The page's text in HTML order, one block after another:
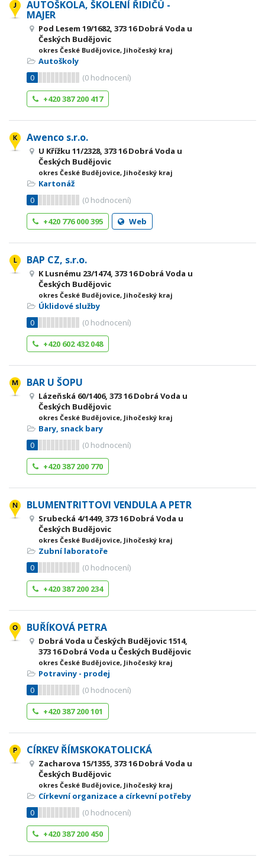
AUTOŠKOLA, ŠKOLENÍ ŘIDIČŮ -
MAJER
Pod Lesem 19/1682, 373 16 Dobrá Voda u
Českých Budějovic
okres České Budějovice, Jihočeský kraj
Autoškoly
0
(0 hodnocení)
+420 387 200 417
Awenco s.r.o.
U Křížku 11/2328, 373 16 Dobrá Voda u
Českých Budějovic
okres České Budějovice, Jihočeský kraj
Kartonáž
0
(0 hodnocení)
+420 776 000 395
Web
BAP CZ, s.r.o.
K Lusnému 23/1474, 373 16 Dobrá Voda u
Českých Budějovic
okres České Budějovice, Jihočeský kraj
Úklidové služby
0
(0 hodnocení)
+420 602 432 048
BAR U ŠOPU
Lázeňská 60/1406, 373 16 Dobrá Voda u
Českých Budějovic
okres České Budějovice, Jihočeský kraj
Bary, snack bary
0
(0 hodnocení)
+420 387 200 770
BLUMENTRITTOVI VENDULA A PETR
Srubecká 4/1449, 373 16 Dobrá Voda u
Českých Budějovic
okres České Budějovice, Jihočeský kraj
Zubní laboratoře
0
(0 hodnocení)
+420 387 200 234
BUŘÍKOVÁ PETRA
Dobrá Voda u Českých Budějovic 1514,
373 16 Dobrá Voda u Českých Budějovic
okres České Budějovice, Jihočeský kraj
Potraviny - prodej
0
(0 hodnocení)
+420 387 200 101
CÍRKEV ŘÍMSKOKATOLICKÁ
Zacharova 15/1355, 373 16 Dobrá Voda u
Českých Budějovic
okres České Budějovice, Jihočeský kraj
Církevní organizace a církevní potřeby
0
(0 hodnocení)
+420 387 200 450